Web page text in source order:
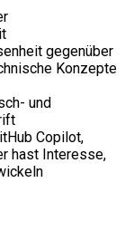
gegenüber
Konzepte
und
Copilot,
hast Interesse,